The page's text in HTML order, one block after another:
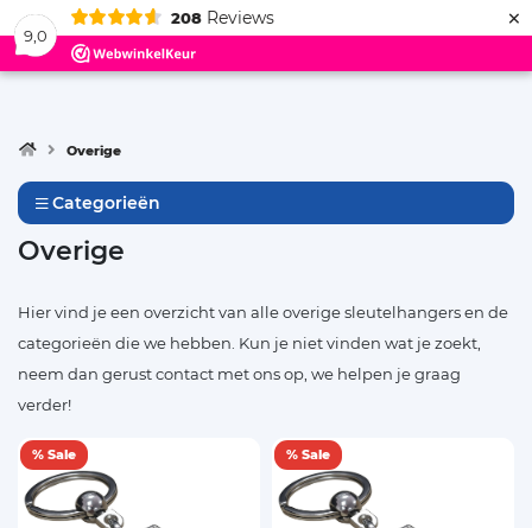
9,0
208 Reviews ×
Menu
Overige
Categorieën
Overige
Hier vind je een overzicht van alle overige sleutelhangers en de
categorieën die we hebben. Kun je niet vinden wat je zoekt,
neem dan gerust contact met ons op, we helpen je graag
verder!
% Sale % Sale